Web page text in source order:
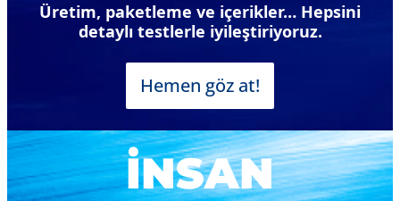
Üretim, paketleme ve içerikler… Hepsini
detaylı testlerle iyileştiriyoruz.
Hemen göz at!
İNSAN